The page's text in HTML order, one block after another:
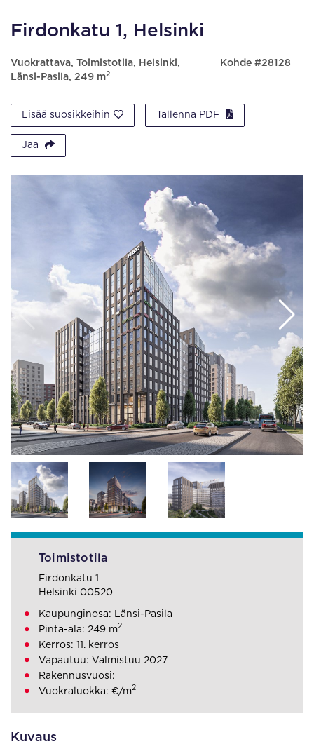
Firdonkatu 1, Helsinki
Vuokrattava, Toimistotila, Helsinki,
Länsi-Pasila, 249 m2
Kohde #28128
Lisää suosikkeihin Tallenna PDF
Jaa
Kuvaus
Toimistotila
Firdonkatu 1
Helsinki 00520
Kaupunginosa: Länsi-Pasila
Pinta-ala: 249 m2
Kerros: 11. kerros
Vapautuu: Valmistuu 2027
Rakennusvuosi:
Vuokraluokka: €/m2